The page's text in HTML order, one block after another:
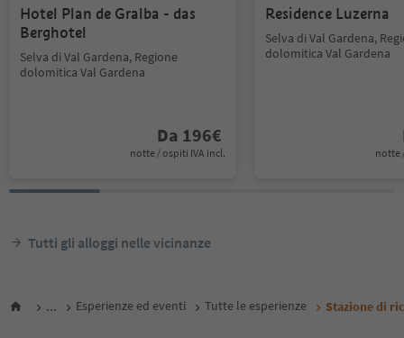
Hotel Plan de Gralba - das
Berghotel
Selva di Val Gardena, Regione
dolomitica Val Gardena
Da 196€
notte / ospiti IVA incl.
Residence Luzerna
Selva di Val Gardena,
dolomitica Val Gardena
notte
Tutti gli alloggi nelle vicinanze
... Esperienze ed eventi Tutte le esperienze Stazione di